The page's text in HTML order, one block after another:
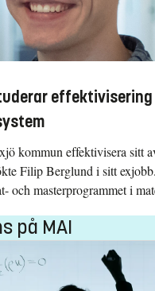
kommun effektivisera sitt
Filip Berglund i sitt
och masterprogrammet i
på MAI